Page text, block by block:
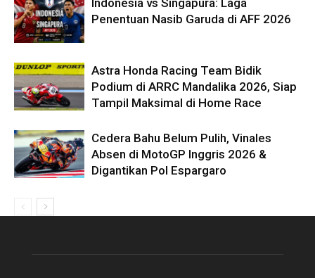
Penentuan Nasib Garuda di AFF 2026
Astra Honda Racing Team Bidik
Podium di ARRC Mandalika 2026, Siap
Tampil Maksimal di Home Race
Cedera Bahu Belum Pulih, Vinales
Absen di MotoGP Inggris 2026 &
Digantikan Pol Espargaro